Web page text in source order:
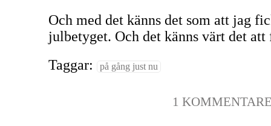
Och med det känns det som att jag
julbetyget. Och det känns värt det att
Taggar:
på gång just nu
1